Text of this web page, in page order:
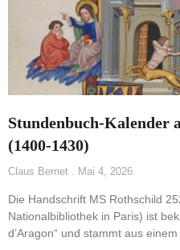
Stundenbuch-Kalender
(1400-1430)
Claus Bernet Mai 4, 2026
Die Handschrift MS Rothschild
Nationalbibliothek in Paris) ist
d’Aragon“ und stammt aus einem